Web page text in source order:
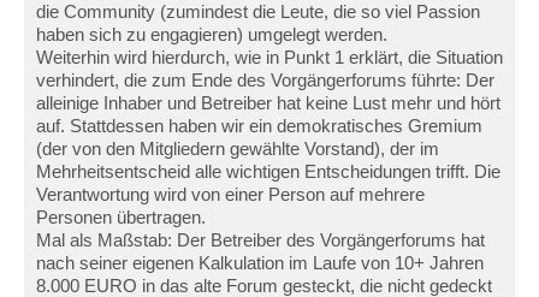
die Community (zumindest die Leute, die so viel Passion
haben sich zu engagieren) umgelegt werden.
Weiterhin wird hierdurch, wie in Punkt 1 erklärt, die Situation
verhindert, die zum Ende des Vorgängerforums führte: Der
alleinige Inhaber und Betreiber hat keine Lust mehr und hört
auf. Stattdessen haben wir ein demokratisches Gremium
(der von den Mitgliedern gewählte Vorstand), der im
Mehrheitsentscheid alle wichtigen Entscheidungen trifft. Die
Verantwortung wird von einer Person auf mehrere
Personen übertragen.
Mal als Maßstab: Der Betreiber des Vorgängerforums hat
nach seiner eigenen Kalkulation im Laufe von 10+ Jahren
8.000 EURO in das alte Forum gesteckt, die nicht gedeckt